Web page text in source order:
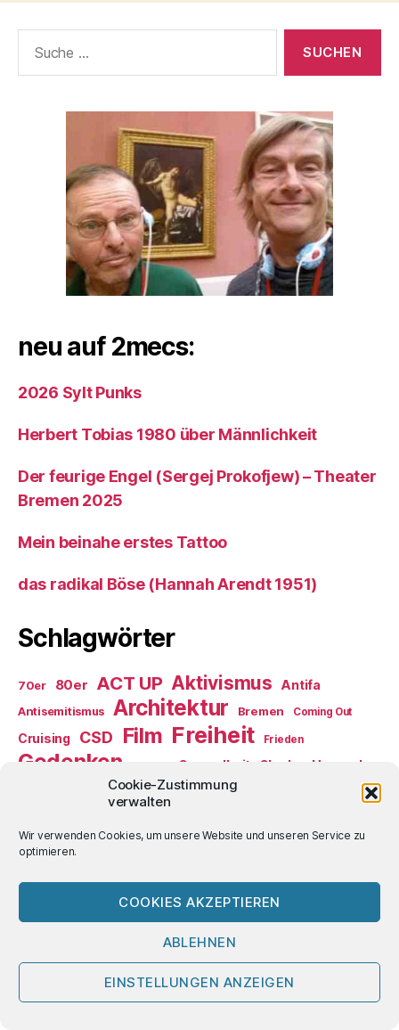
Cookie-Zustimmung
verwalten
Wir verwenden Cookies, um unsere Website und unseren Service zu
optimieren.
COOKIES AKZEPTIEREN
ABLEHNEN
EINSTELLUNGEN ANZEIGEN
nach:
neu auf 2mecs:
2026 Sylt Punks
Herbert Tobias 1980 über Männlichkeit
Der feurige Engel (Sergej Prokofjew) – Theater
Bremen 2025
Mein beinahe erstes Tattoo
das radikal Böse (Hannah Arendt 1951)
Schlagwörter
70er 80er ACT UP Aktivismus Antifa
Antisemitismus Architektur Bremen Coming Out
Cruising CSD Film Freiheit Frieden
Gedenken Gesundheit Glaube Homoehe
Homophobie Kreuzfahrt
NS-Diktatur Paragraph 175 Prävention
Punk
Schwulenbewegung Selbsthilfe Serophobie
Ulli Umwelt USA Verkehr
Viruslast-Methode Wahlen Welterbe ÖPNV
2mecs im Internet